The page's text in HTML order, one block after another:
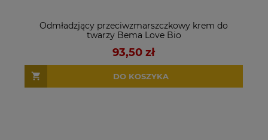
Odmładzjący przeciwzmarszczkowy krem do
twarzy Bema Love Bio
93,50 zł
DO KOSZYKA